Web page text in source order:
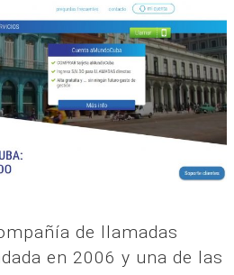
de llamadas
en 2006 y una de las